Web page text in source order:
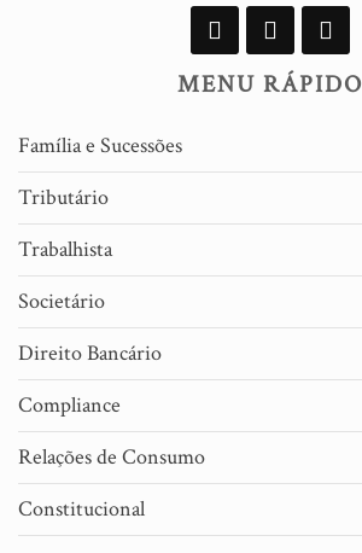
MENU RÁPIDO
Família e Sucessões
Tributário
Trabalhista
Societário
Direito Bancário
Compliance
Relações de Consumo
Constitucional